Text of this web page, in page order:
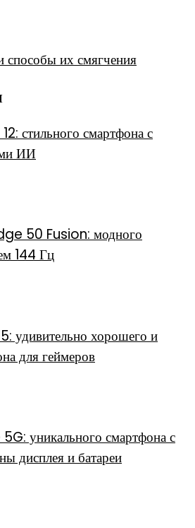
их смягчения
стильного смартфона с
ИИ
50 Fusion: модного
144 Гц
хорошего и
для геймеров
уникального смартфона с
дисплея и батареи